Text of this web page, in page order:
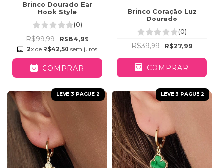
Brinco Dourado Ear
Hook Style
(0)
R$99,99 R$84,99
2x de R$42,50 sem juros
COMPRAR
Brinco Coração Luz
Dourado
(0)
R$39,99 R$27,99
COMPRAR
LEVE 3 PAGUE 2 LEVE 3 PAGUE 2